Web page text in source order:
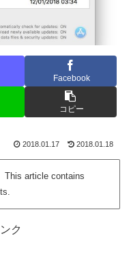
Facebook
コピー
2018.01.17 2018.01.18
This article contains
ク